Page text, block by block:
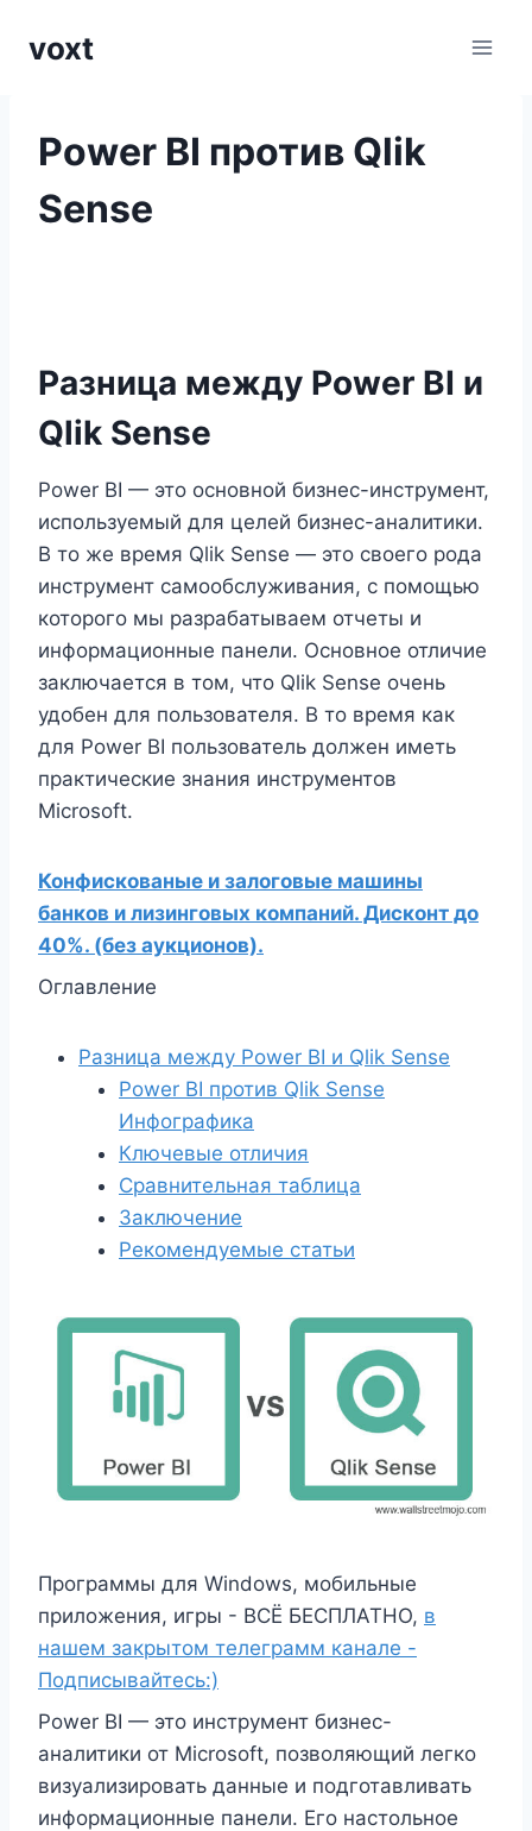
voxt
Power BI против Qlik
Sense
Разница между Power BI и
Qlik Sense
Power BI — это основной бизнес-инструмент,
используемый для целей бизнес-аналитики.
В то же время Qlik Sense — это своего рода
инструмент самообслуживания, с помощью
которого мы разрабатываем отчеты и
информационные панели. Основное отличие
заключается в том, что Qlik Sense очень
удобен для пользователя. В то время как
для Power BI пользователь должен иметь
практические знания инструментов
Microsoft.
Конфискованые и залоговые машины
банков и лизинговых компаний. Дисконт до
40%. (без аукционов).
Оглавление
Разница между Power BI и Qlik Sense
Power BI против Qlik Sense
Инфографика
Ключевые отличия
Сравнительная таблица
Заключение
Рекомендуемые статьи
Программы для Windows, мобильные
приложения, игры - ВСЁ БЕСПЛАТНО, в
нашем закрытом телеграмм канале -
Подписывайтесь:)
Power BI — это инструмент бизнес-
аналитики от Microsoft, позволяющий легко
визуализировать данные и подготавливать
информационные панели. Его настольное